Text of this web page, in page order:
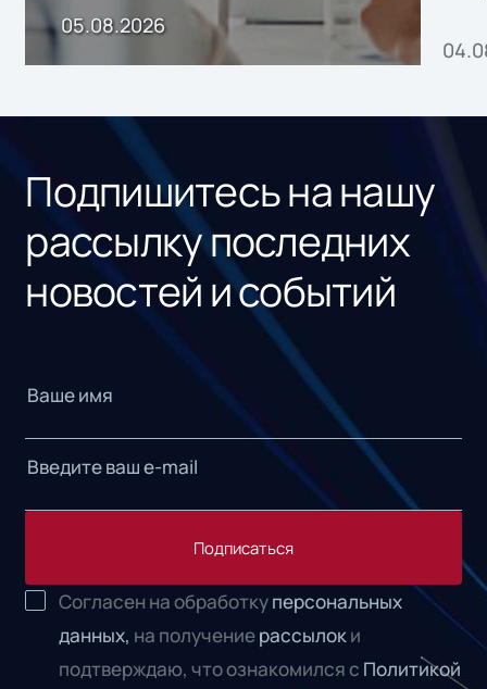
05.08.2026
Подпишитесь на нашу
рассылку последних
новостей и событий
Подписаться
Согласен на обработкуперсональных
данных, на получениерассылоки
подтверждаю, что ознакомился с Политикой